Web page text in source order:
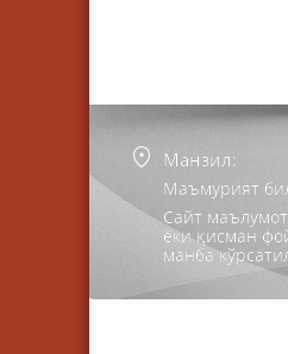
Манзил:
Маъмурият
Сайт
ёки қисман
манба